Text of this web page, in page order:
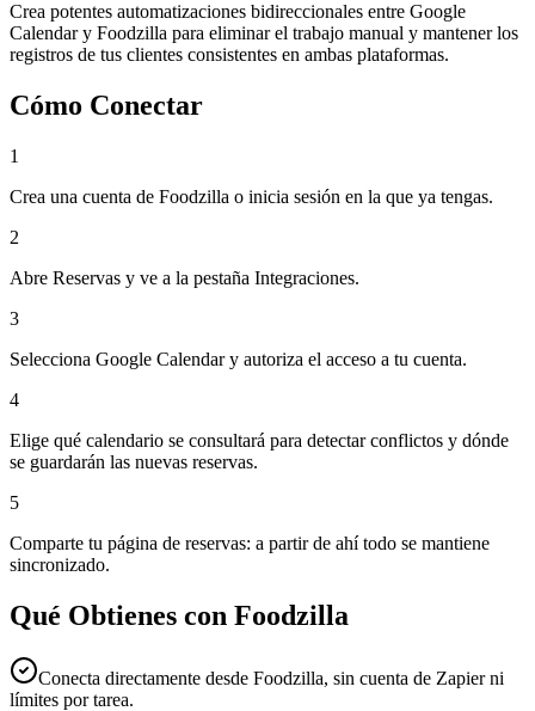
Crea potentes automatizaciones bidireccionales entre Google
Calendar y Foodzilla para eliminar el trabajo manual y mantener los
registros de tus clientes consistentes en ambas plataformas.
Cómo Conectar
1
Crea una cuenta de Foodzilla o inicia sesión en la que ya tengas.
2
Abre Reservas y ve a la pestaña Integraciones.
3
Selecciona Google Calendar y autoriza el acceso a tu cuenta.
4
Elige qué calendario se consultará para detectar conflictos y dónde
se guardarán las nuevas reservas.
5
Comparte tu página de reservas: a partir de ahí todo se mantiene
sincronizado.
Qué Obtienes con Foodzilla
Conecta directamente desde Foodzilla, sin cuenta de Zapier ni
límites por tarea.